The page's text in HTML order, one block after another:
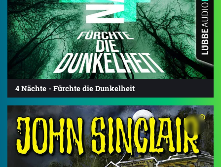
4 Nächte - Fürchte die Dunkelheit